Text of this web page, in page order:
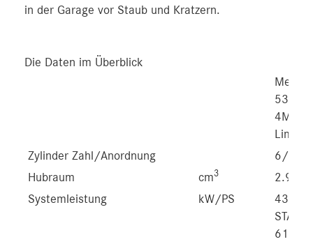
in der Garage vor Staub und Kratzern.
Die Daten im Überblick
53
Zylinder Zahl/Anordnung
6/R
Hubraum
cm3
2.999
Systemleistung
kW/PS
430/
START
612)